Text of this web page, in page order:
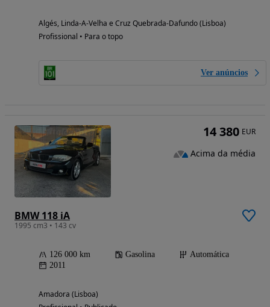
Algés, Linda-A-Velha e Cruz Quebrada-Dafundo (Lisboa)
Profissional • Para o topo
Ver anúncios
BMW 118 iA
1995 cm3 • 143 cv
126 000 km Gasolina
Automática
2011
Amadora (Lisboa)
14 380 EUR
Acima da média